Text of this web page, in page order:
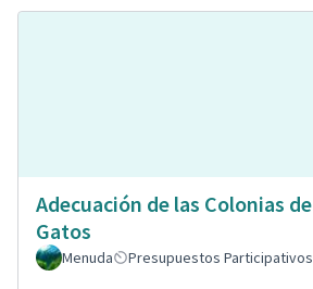
Adecuación de las Colonias de
Gatos
Menuda Presupuestos Participativos